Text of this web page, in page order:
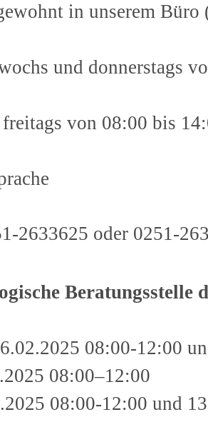
in unserem Büro
und donnerstags
von 08:00 bis
2633625 oder 0251-
Beratungsstelle
08:00-12:00
08:00–12:00
08:00-12:00 und